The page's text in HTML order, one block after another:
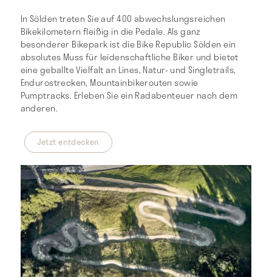
In Sölden treten Sie auf 400 abwechslungsreichen
Bikekilometern fleißig in die Pedale. Als ganz
besonderer Bikepark ist die Bike Republic Sölden ein
absolutes Muss für leidenschaftliche Biker und bietet
eine geballte Vielfalt an Lines, Natur- und Singletrails,
Endurostrecken, Mountainbikerouten sowie
Pumptracks. Erleben Sie ein Radabenteuer nach dem
anderen.
Jetzt entdecken